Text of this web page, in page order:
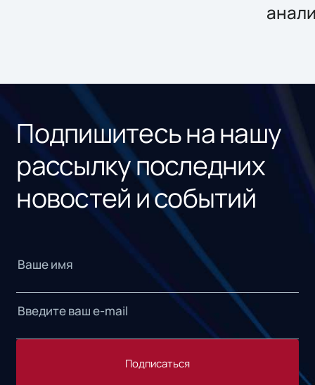
Подпишитесь на нашу
рассылку последних
новостей и событий
Подписаться